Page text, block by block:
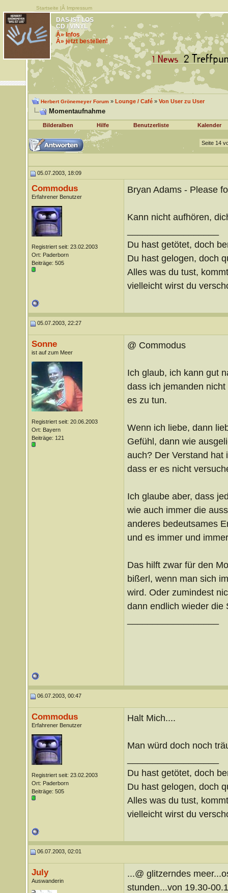
Startseite |Â Impressum
DAS IST LOS
CD / VINYL
Â» Infos
Â» jetzt bestellen!
Herbert Grönemeyer Forum» Lounge / Café» Von User zu User
Momentaufnahme
Bilderalben Hilfe Benutzerliste Kalender
Seite 14
05.07.2003, 18:09
Commodus
Erfahrener Benutzer
Registriert seit: 23.02.2003
Ort: Paderborn
Beiträge: 505
Bryan Adams - Please
Kann nicht aufhören,
Du hast getötet, doch
Du hast gelogen, doch
Alles was du tust,
vielleicht wirst du
05.07.2003, 22:27
Sonne
ist auf zum Meer
Registriert seit: 20.06.2003
Ort: Bayern
Beiträge: 121
@ Commodus
Ich glaub, ich kann gut
dass ich jemanden
es zu tun.
Wenn ich liebe, dann
Gefühl, dann wie
auch? Der Verstand hat
dass er es nicht
Ich glaube aber, dass
wie auch immer die
anderes bedeutsames
und es immer und
Das hilft zwar für den
bißerl, wenn man sich
wird. Oder zumindest
dann endlich wieder die
06.07.2003, 00:47
Commodus
Erfahrener Benutzer
Registriert seit: 23.02.2003
Ort: Paderborn
Beiträge: 505
Halt Mich....
Man würd doch noch
Du hast getötet, doch
Du hast gelogen, doch
Alles was du tust,
vielleicht wirst du
06.07.2003, 02:01
July
Auswanderin
...@ glitzerndes
stunden...von 19.30-